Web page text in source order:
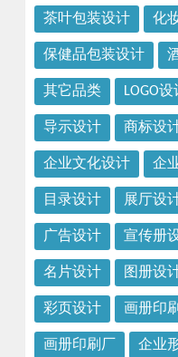
茶叶包装设计 化
保健品包装设计
其它品类 LOGO设
导示设计 商标设
企业文化设计 企
目录设计 展厅设
广告设计 宣传册
名片设计 图册设
彩页设计 画册印刷
画册印刷厂 企业